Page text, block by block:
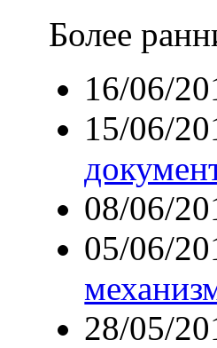
Более
16/06/
15/06/
08/06/
05/06/
28/05/